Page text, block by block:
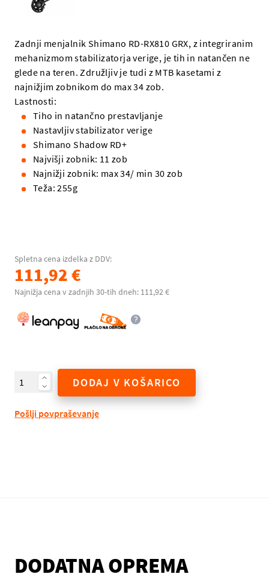
Zadnji menjalnik Shimano RD-RX810 GRX, z integriranim
mehanizmom stabilizatorja verige, je tih in natančen ne
glede na teren. Združljiv je tudi z MTB kasetami z
najnižjim zobnikom do max 34 zob.
Lastnosti:
Tiho in natančno prestavljanje
Nastavljiv stabilizator verige
Shimano Shadow RD+
Najvišji zobnik: 11 zob
Najnižji zobnik: max 34/ min 30 zob
Teža: 255g
Spletna cena izdelka z DDV:
111,92 €
Najnižja cena v zadnjih 30-tih dneh: 111,92 €
DODAJ V KOŠARICO
Pošlji povpraševanje
DODATNA OPREMA